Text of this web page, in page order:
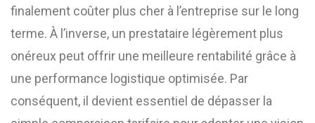
finalement coûter plus cher à l’entreprise sur le long
terme. À l’inverse, un prestataire légèrement plus
onéreux peut offrir une meilleure rentabilité grâce à
une performance logistique optimisée. Par
conséquent, il devient essentiel de dépasser la